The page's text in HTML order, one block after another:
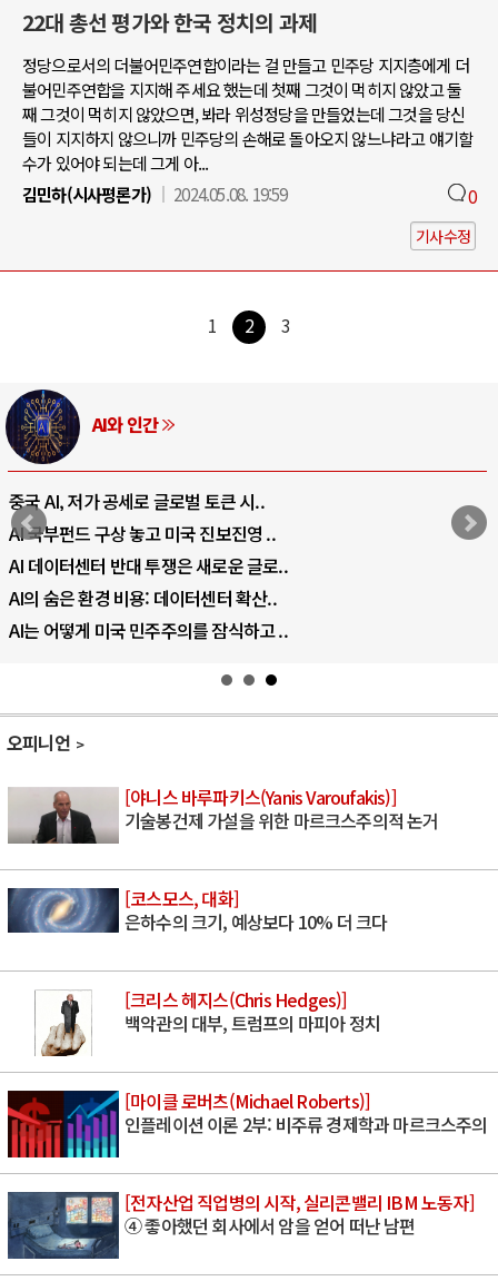
22대 총선 평가와 한국 정치의 과제
정당으로서의 더불어민주연합이라는 걸 만들고 민주당 지지층에게 더
불어민주연합을 지지해 주세요 했는데 첫째 그것이 먹히지 않았고 둘
째 그것이 먹히지 않았으면, 봐라 위성정당을 만들었는데 그것을 당신
들이 지지하지 않으니까 민주당의 손해로 돌아오지 않느냐라고 얘기할
수가 있어야 되는데 그게 아...
김민하(시사평론가)
2024.05.08. 19:59 0
기사수정
1 2 3
AI와 인간
중국 AI, 저가 공세로 글로벌 토큰 시..
AI 국부펀드 구상 놓고 미국 진보진영 ..
AI 데이터센터 반대 투쟁은 새로운 글로..
AI의 숨은 환경 비용: 데이터센터 확산..
AI는 어떻게 미국 민주주의를 잠식하고 ..
오피니언
[야니스 바루파키스(Yanis Varoufakis)]
기술봉건제 가설을 위한 마르크스주의적 논거
[코스모스, 대화]
은하수의 크기, 예상보다 10% 더 크다
[크리스 헤지스(Chris Hedges)]
백악관의 대부, 트럼프의 마피아 정치
[마이클 로버츠(Michael Roberts)]
인플레이션 이론 2부: 비주류 경제학과 마르크스주의
[전자산업 직업병의 시작, 실리콘밸리 IBM 노동자]
④ 좋아했던 회사에서 암을 얻어 떠난 남편